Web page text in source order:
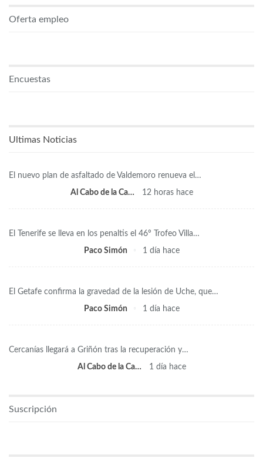
Oferta empleo
Encuestas
Ultimas Noticias
El nuevo plan de asfaltado de Valdemoro renueva el…
Al Cabo de la Calle 12 horas hace
El Tenerife se lleva en los penaltis el 46º Trofeo Villa…
Paco Simón 1 día hace
El Getafe confirma la gravedad de la lesión de Uche, que…
Paco Simón 1 día hace
Cercanías llegará a Griñón tras la recuperación y…
Al Cabo de la Calle 1 día hace
Suscripción